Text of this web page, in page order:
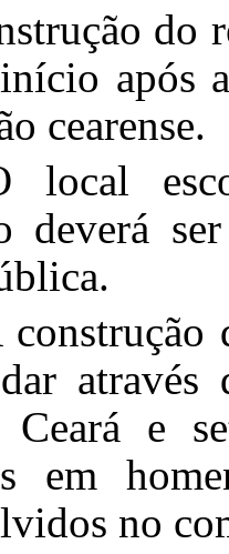
do
após
cearense.
deverá
Ceará e
em
no